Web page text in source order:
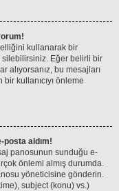
kullanarak bir
silebilirsiniz. Eğer belirli bir
alıyorsanız, bu mesajları
kullanıcıyı önleme
aldım!
panosunun sunduğu e-
önlemi almış durumda.
yöneticisine gönderin.
subject (konu) vs.)